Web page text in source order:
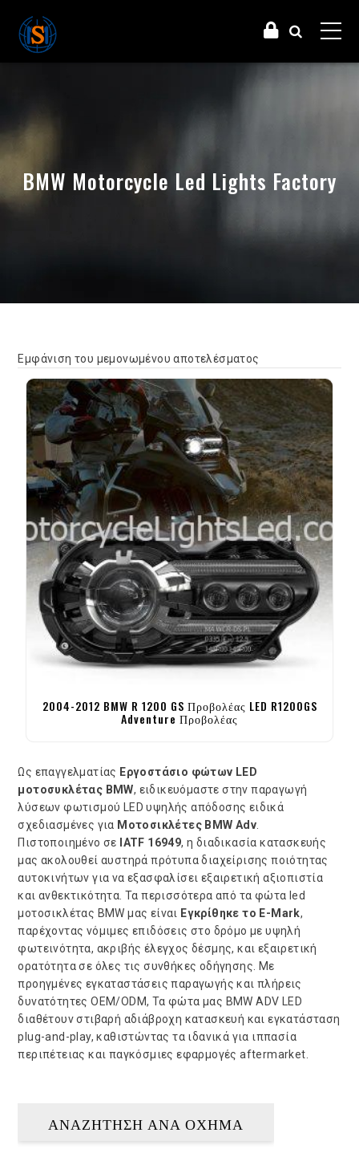
BMW Motorcycle Led Lights Factory
Εμφάνιση του μεμονωμένου αποτελέσματος
2004-2012 BMW R 1200 GS Προβολέας LED R1200GS
Adventure Προβολέας
Ως επαγγελματίας Εργοστάσιο φώτων LED
μοτοσυκλέτας BMW, ειδικευόμαστε στην παραγωγή
λύσεων φωτισμού LED υψηλής απόδοσης ειδικά
σχεδιασμένες για Μοτοσικλέτες BMW Adv
Πιστοποιημένο σε IATF 16949, η διαδικασία κατασκευής
μας ακολουθεί αυστηρά πρότυπα διαχείρισης ποιότητας
αυτοκινήτων για να εξασφαλίσει εξαιρετική αξιοπιστία
και ανθεκτικότητα. Τα περισσότερα από τα φώτα led
μοτοσικλέτας BMW μας είναι Εγκρίθηκε το E-Mark,
παρέχοντας νόμιμες επιδόσεις στο δρόμο με υψηλή
φωτεινότητα, ακριβής έλεγχος δέσμης, και εξαιρετική
ορατότητα σε όλες τις συνθήκες οδήγησης. Με
προηγμένες εγκαταστάσεις παραγωγής και πλήρεις
δυνατότητες OEM/ODM, Τα φώτα μας BMW ADV LED
διαθέτουν στιβαρή αδιάβροχη κατασκευή και εγκατάσταση
plug-and-play, καθιστώντας τα ιδανικά για ιππασία
περιπέτειας και παγκόσμιες εφαρμογές aftermarket.
ΑΝΑΖΉΤΗΣΗ ΑΝΆ ΌΧΗΜΑ